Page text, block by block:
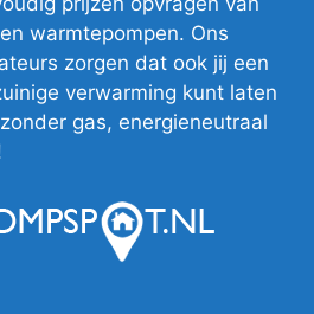
warmtepompen. Ons
zorgen dat ook jij een
verwarming kunt laten
gas, energieneutraal